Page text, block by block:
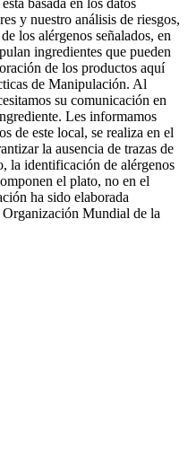
y nuestro análisis de riesgos,
los alérgenos señalados, en
ingredientes que pueden
de los productos aquí
de Manipulación. Al
su comunicación en
Les informamos
de este local, se realiza en el
la ausencia de trazas de
la identificación de alérgenos
el plato, no en el
ha sido elaborada
Mundial de la